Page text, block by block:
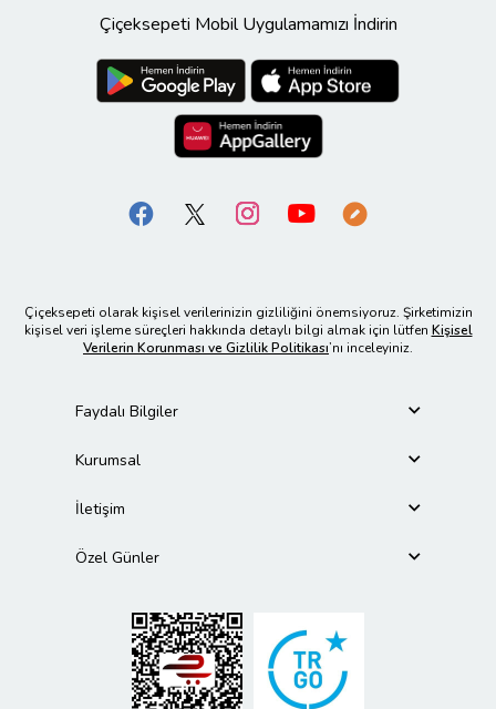
Çiçeksepeti Mobil Uygulamamızı İndirin
Çiçeksepeti olarak kişisel verilerinizin gizliliğini önemsiyoruz. Şirketimizin
kişisel veri işleme süreçleri hakkında detaylı bilgi almak için lütfen Kişisel
Verilerin Korunması ve Gizlilik Politikası’nı inceleyiniz.
Faydalı Bilgiler
Kurumsal
İletişim
Özel Günler